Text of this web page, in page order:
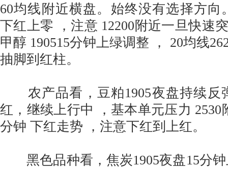
60均线附近横盘。始终没有选择方向
下红上零 ，注意 12200附近一旦快速
甲醇 190515分钟上绿调整 ， 20均线
抽脚到红柱。
农产品看，豆粕1905夜盘持续反
红，继续上行中 ，基本单元压力 2530
分钟 下红走势 ，注意下红到上红。
黑色品种看，焦炭1905夜盘15分钟